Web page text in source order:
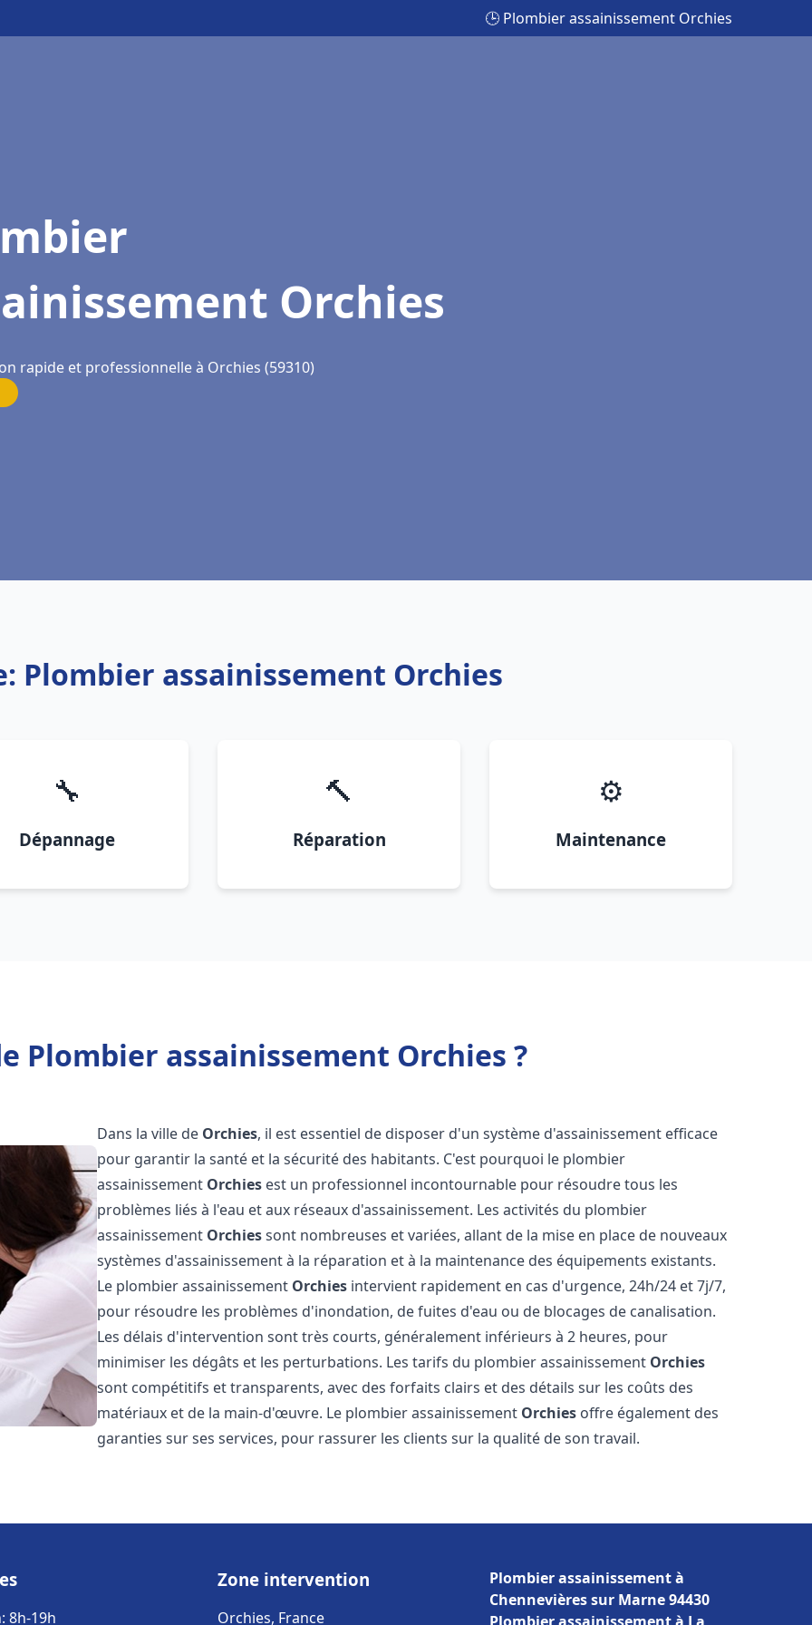
🕒 Plombier assainissement Orchies
Orchies
rapide et professionnelle à Orchies (59310)
Plombier assainissement Orchies
🔧
Dépannage
🔨
Réparation
⚙️
Maintenance
Plombier assainissement Orchies ?
Dans la ville de Orchies, il est essentiel de disposer d'un système d'assainissement efficace
pour garantir la santé et la sécurité des habitants. C'est pourquoi le plombier
assainissement Orchies est un professionnel incontournable pour résoudre tous les
problèmes liés à l'eau et aux réseaux d'assainissement. Les activités du plombier
assainissement Orchiessont nombreuses et variées, allant de la mise en place de nouveaux
systèmes d'assainissement à la réparation et à la maintenance des équipements existants.
Le plombier assainissement Orchies intervient rapidement en cas d'urgence, 24h/24 et 7j/7,
pour résoudre les problèmes d'inondation, de fuites d'eau ou de blocages de canalisation.
Les délais d'intervention sont très courts, généralement inférieurs à 2 heures, pour
minimiser les dégâts et les perturbations. Les tarifs du plombier assainissement Orchies
sont compétitifs et transparents, avec des forfaits clairs et des détails sur les coûts des
matériaux et de la main-d'œuvre. Le plombier assainissement Orchies offre également des
garanties sur ses services, pour rassurer les clients sur la qualité de son travail.
8h-19h
Zone intervention
Orchies, France
Plombier assainissement à
Chennevières sur Marne 94430